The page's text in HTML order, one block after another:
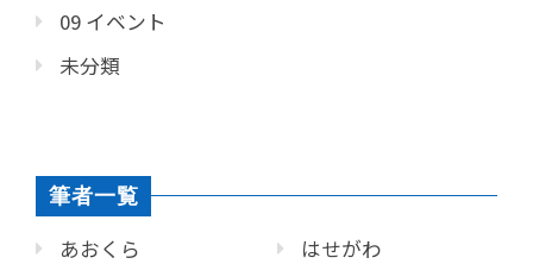
09 イベント
未分類
筆者一覧
あおくら
はせがわ